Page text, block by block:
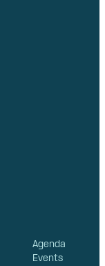
Agenda
Events